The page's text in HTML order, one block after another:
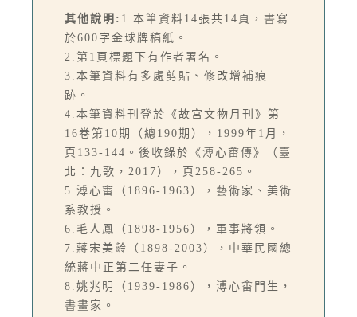
其他說明: 1.本筆資料14張共14頁，書寫
於600字金球牌稿紙。
2.第1頁標題下有作者署名。
3.本筆資料有多處剪貼、修改增補痕
跡。
4.本筆資料刊登於《故宮文物月刊》第
16卷第10期（總190期），1999年1月，
頁133-144。後收錄於《溥心畬傳》（臺
北：九歌，2017），頁258-265。
5.溥心畬（1896-1963），藝術家、美術
系教授。
6.毛人鳳（1898-1956），軍事將領。
7.蔣宋美齡（1898-2003），中華民國總
統蔣中正第二任妻子。
8.姚兆明（1939-1986），溥心畬門生，
書畫家。